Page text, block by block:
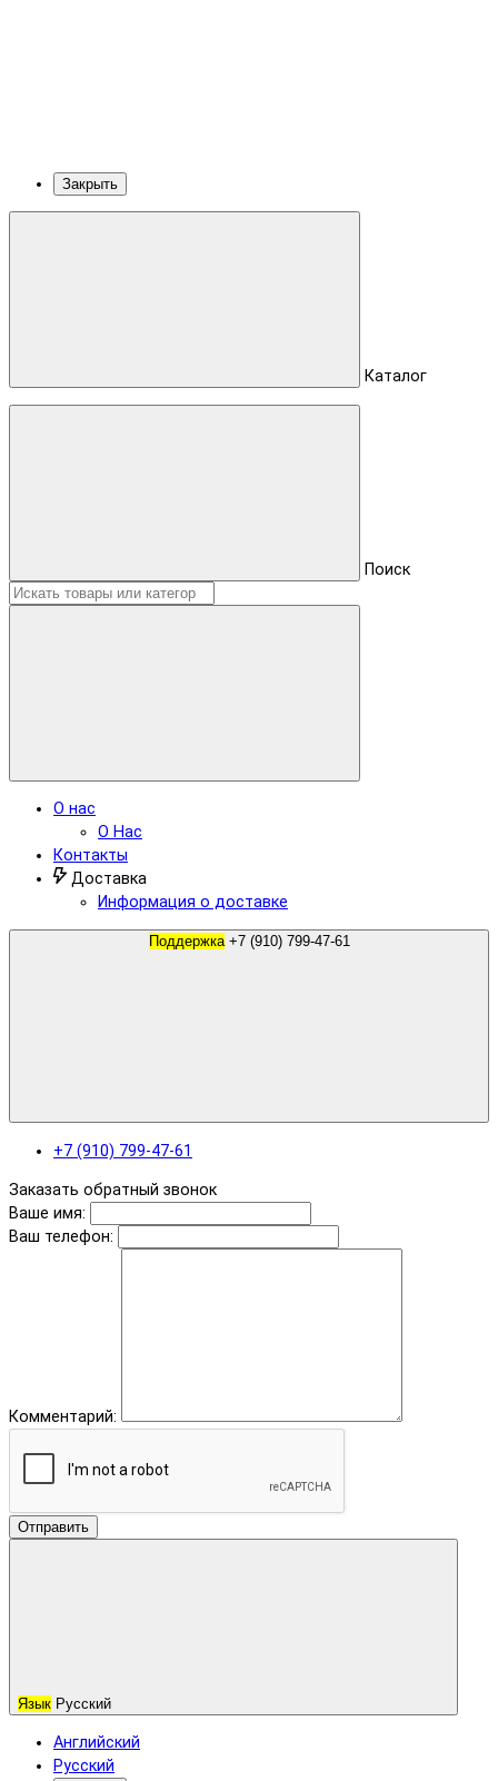
Закрыть
Каталог
Поиск
О нас
О Нас
Контакты
Доставка
Информация о доставке
Поддержка +7 (910) 799-47-61
+7 (910) 799-47-61
Заказать обратный звонок
Ваше имя:
Ваш телефон:
Комментарий:
Отправить
Язык Русский
Английский
Русский